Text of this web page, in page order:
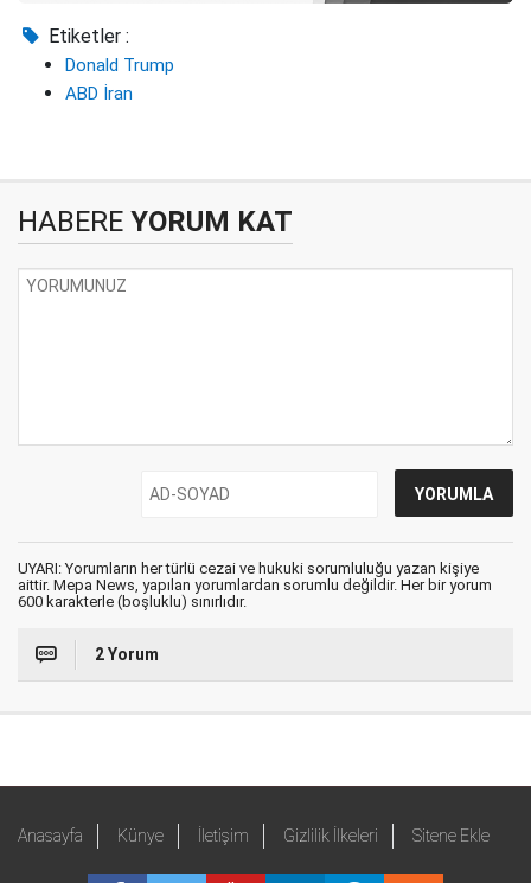
Etiketler :
Donald Trump
ABD İran
HABERE YORUM KAT
UYARI: Yorumların her türlü cezai ve hukuki sorumluluğu yazan kişiye
aittir. Mepa News, yapılan yorumlardan sorumlu değildir. Her bir yorum
600 karakterle (boşluklu) sınırlıdır.
2 Yorum
Anasayfa Künye İletişim Gizlilik İlkeleri Sitene Ekle